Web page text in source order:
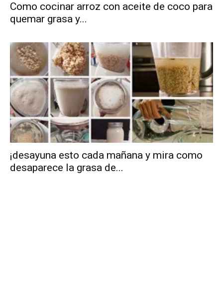
Como cocinar arroz con aceite de coco para
quemar grasa y...
¡desayuna esto cada mañana y mira como
desaparece la grasa de...